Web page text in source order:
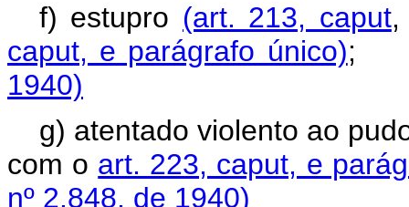
f) estupro (art. 213, caput,
caput, e parágrafo único)
1940)
g) atentado violento ao
com o art. 223, caput, e
nº 2.848, de 1940)